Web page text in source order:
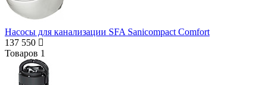
Насосы для канализации SFA Sanicompact Comfort
137 550
Товаров 1